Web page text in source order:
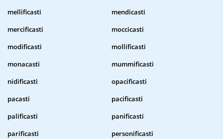
mellificasti
mendicasti
mercificasti
moccicasti
modificasti
mollificasti
monacasti
mummificasti
nidificasti
opacificasti
pacasti
pacificasti
palificasti
panificasti
parificasti
personificasti